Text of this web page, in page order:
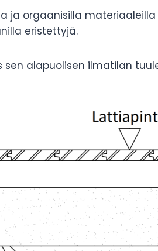
ja orgaanisilla
eristettyjä.
sen alapuolisen ilmatilan